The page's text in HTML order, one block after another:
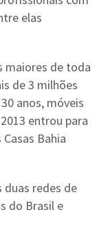
elas
maiores de toda
de 3 milhões
anos, móveis
entrou para
Bahia
duas redes de
do Brasil e